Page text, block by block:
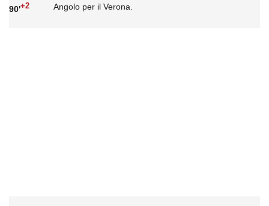
90'+2 Angolo per il Verona.